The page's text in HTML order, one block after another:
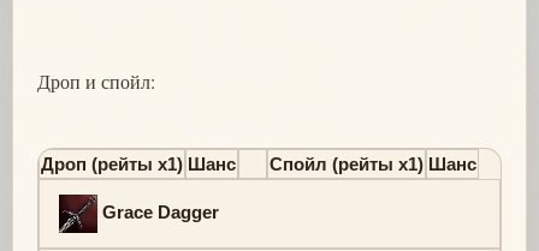
Дроп и спойл:
Дроп (рейты х1) Шанс Спойл (рейты х1) Шанс
Grace Dagger